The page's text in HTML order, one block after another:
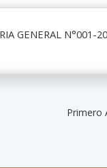
GENERAL N°001-
Primero